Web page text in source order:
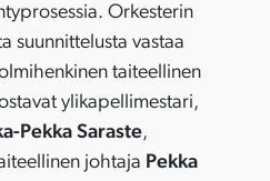
Orkesterin
suunnittelusta vastaa
taiteellinen
ylikapellimestari,
Pekka Saraste,
johtaja Pekka